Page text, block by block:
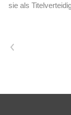
sie als
Vorheriger Artikel